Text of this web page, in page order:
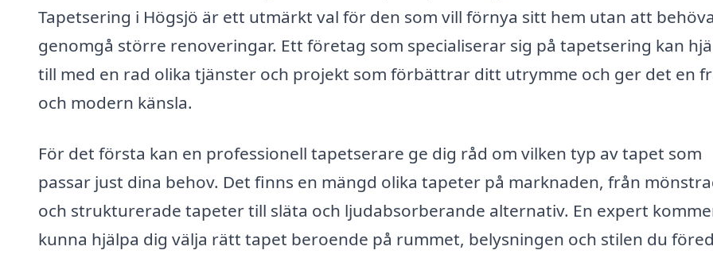
Tapetsering i Högsjö är ett utmärkt val för den som vill förnya sitt hem utan att behöva
genomgå större renoveringar. Ett företag som specialiserar sig på tapetsering kan
till med en rad olika tjänster och projekt som förbättrar ditt utrymme och ger det en
och modern känsla.
För det första kan en professionell tapetserare ge dig råd om vilken typ av tapet som
passar just dina behov. Det finns en mängd olika tapeter på marknaden, från
och strukturerade tapeter till släta och ljudabsorberande alternativ. En expert
kunna hjälpa dig välja rätt tapet beroende på rummet, belysningen och stilen du